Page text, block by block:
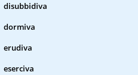
disubbidiva
dormiva
erudiva
eserciva